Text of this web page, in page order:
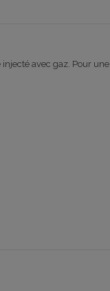
avec gaz. Pour une